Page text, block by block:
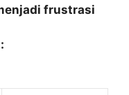
frustrasi